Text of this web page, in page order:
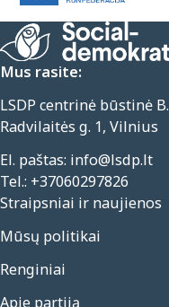
Mus rasite:
LSDP centrinė būstinė B.
Radvilaitės g. 1, Vilnius
El. paštas: info@lsdp.lt
Tel.: +37060297826
Straipsniai ir naujienos
Mūsų politikai
Renginiai
Apie partiją